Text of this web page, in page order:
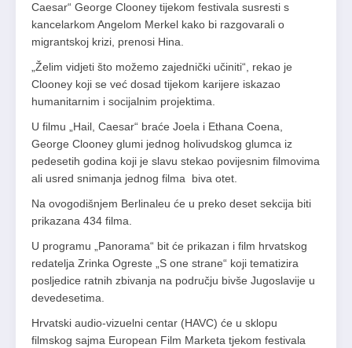
Caesar“ George Clooney tijekom festivala susresti s
kancelarkom Angelom Merkel kako bi razgovarali o
migrantskoj krizi, prenosi Hina.
„Želim vidjeti što možemo zajednički učiniti“, rekao je
Clooney koji se već dosad tijekom karijere iskazao
humanitarnim i socijalnim projektima.
U filmu „Hail, Caesar“ braće Joela i Ethana Coena,
George Clooney glumi jednog holivudskog glumca iz
pedesetih godina koji je slavu stekao povijesnim filmovima
ali usred snimanja jednog filma biva otet.
Na ovogodišnjem Berlinaleu će u preko deset sekcija biti
prikazana 434 filma.
U programu „Panorama“ bit će prikazan i film hrvatskog
redatelja Zrinka Ogreste „S one strane“ koji tematizira
posljedice ratnih zbivanja na području bivše Jugoslavije u
devedesetima.
Hrvatski audio-vizuelni centar (HAVC) će u sklopu
filmskog sajma European Film Marketa tjekom festivala